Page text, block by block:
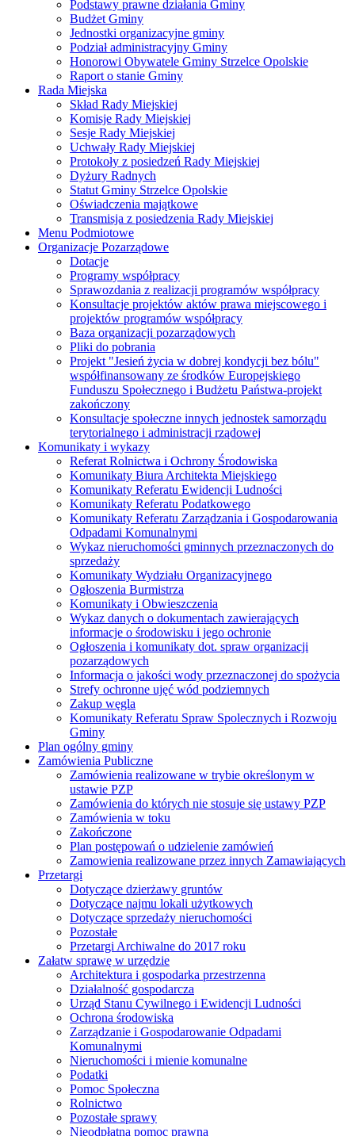
Podstawy prawne działania Gminy
Budżet Gminy
Jednostki organizacyjne gminy
Podział administracyjny Gminy
Honorowi Obywatele Gminy Strzelce Opolskie
Raport o stanie Gminy
Rada Miejska
Skład Rady Miejskiej
Komisje Rady Miejskiej
Sesje Rady Miejskiej
Uchwały Rady Miejskiej
Protokoły z posiedzeń Rady Miejskiej
Dyżury Radnych
Statut Gminy Strzelce Opolskie
Oświadczenia majątkowe
Transmisja z posiedzenia Rady Miejskiej
Menu Podmiotowe
Organizacje Pozarządowe
Dotacje
Programy współpracy
Sprawozdania z realizacji programów współpracy
Konsultacje projektów aktów prawa miejscowego i
projektów programów współpracy
Baza organizacji pozarządowych
Pliki do pobrania
Projekt "Jesień życia w dobrej kondycji bez bólu"
współfinansowany ze środków Europejskiego
Funduszu Społecznego i Budżetu Państwa-projekt
zakończony
Konsultacje społeczne innych jednostek samorządu
terytorialnego i administracji rządowej
Komunikaty i wykazy
Referat Rolnictwa i Ochrony Środowiska
Komunikaty Biura Architekta Miejskiego
Komunikaty Referatu Ewidencji Ludności
Komunikaty Referatu Podatkowego
Komunikaty Referatu Zarządzania i Gospodarowania
Odpadami Komunalnymi
Wykaz nieruchomości gminnych przeznaczonych do
sprzedaży
Komunikaty Wydziału Organizacyjnego
Ogłoszenia Burmistrza
Komunikaty i Obwieszczenia
Wykaz danych o dokumentach zawierających
informacje o środowisku i jego ochronie
Ogłoszenia i komunikaty dot. spraw organizacji
pozarządowych
Informacja o jakości wody przeznaczonej do spożycia
Strefy ochronne ujęć wód podziemnych
Zakup węgla
Komunikaty Referatu Spraw Spolecznych i Rozwoju
Gminy
Plan ogólny gminy
Zamówienia Publiczne
Zamówienia realizowane w trybie określonym w
ustawie PZP
Zamówienia do których nie stosuje się ustawy PZP
Zamówienia w toku
Zakończone
Plan postępowań o udzielenie zamówień
Zamowienia realizowane przez innych Zamawiających
Przetargi
Dotyczące dzierżawy gruntów
Dotyczące najmu lokali użytkowych
Dotyczące sprzedaży nieruchomości
Pozostałe
Przetargi Archiwalne do 2017 roku
Załatw sprawę w urzędzie
Architektura i gospodarka przestrzenna
Działalność gospodarcza
Urząd Stanu Cywilnego i Ewidencji Ludności
Ochrona środowiska
Zarządzanie i Gospodarowanie Odpadami
Komunalnymi
Nieruchomości i mienie komunalne
Podatki
Pomoc Społeczna
Rolnictwo
Pozostałe sprawy
Nieodpłatna pomoc prawna